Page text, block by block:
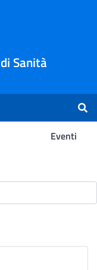
Sanità
Eventi
-